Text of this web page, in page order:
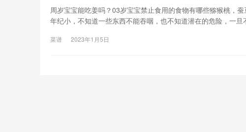
周岁宝宝能吃姜吗？03岁宝宝禁止食用的食物有哪些猕猴桃，
年纪小，不知道一些东西不能吞咽，也不知道潜在的危险，一
菜谱 2023年1月5日